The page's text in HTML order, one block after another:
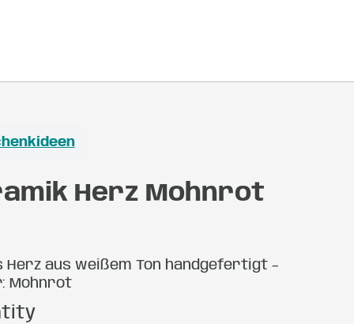
Herz Mohnrot
Herz aus weißem Ton handgefertigt –
Mohnrot